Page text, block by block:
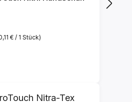
€ / 1 Stück)